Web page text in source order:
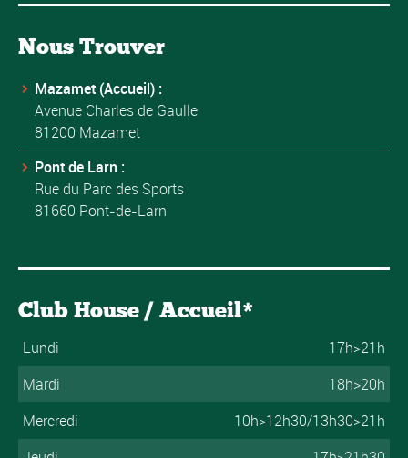
Nous Trouver
Mazamet (Accueil) :
Avenue Charles de Gaulle
81200 Mazamet
Pont de Larn :
Rue du Parc des Sports
81660 Pont-de-Larn
Club House / Accueil*
Lundi
17h>21h
Mardi
18h>20h
Mercredi
10h>12h30/13h30>21h